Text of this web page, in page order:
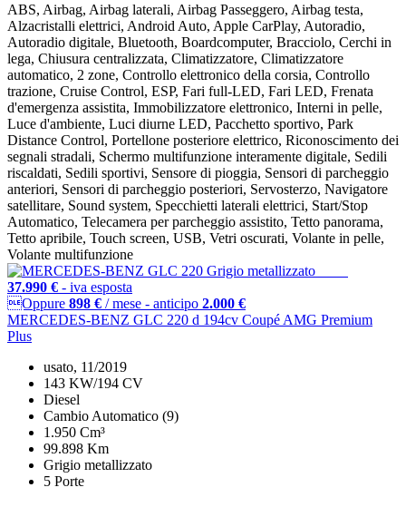
ABS, Airbag, Airbag laterali, Airbag Passeggero, Airbag testa,
Alzacristalli elettrici, Android Auto, Apple CarPlay, Autoradio,
Autoradio digitale, Bluetooth, Boardcomputer, Bracciolo, Cerchi in
lega, Chiusura centralizzata, Climatizzatore, Climatizzatore
automatico, 2 zone, Controllo elettronico della corsia, Controllo
trazione, Cruise Control, ESP, Fari full-LED, Fari LED, Frenata
d'emergenza assistita, Immobilizzatore elettronico, Interni in pelle,
Luce d'ambiente, Luci diurne LED, Pacchetto sportivo, Park
Distance Control, Portellone posteriore elettrico, Riconoscimento dei
segnali stradali, Schermo multifunzione interamente digitale, Sedili
riscaldati, Sedili sportivi, Sensore di pioggia, Sensori di parcheggio
anteriori, Sensori di parcheggio posteriori, Servosterzo, Navigatore
satellitare, Sound system, Specchietti laterali elettrici, Start/Stop
Automatico, Telecamera per parcheggio assistito, Tetto panorama,
Tetto apribile, Touch screen, USB, Vetri oscurati, Volante in pelle,
Volante multifunzione
37.990 € - iva esposta
Oppure 898 € / mese - anticipo 2.000 €
MERCEDES-BENZ GLC 220 d 194cv Coupé AMG Premium
Plus
usato, 11/2019
143 KW/194 CV
Diesel
Cambio Automatico (9)
1.950 Cm³
99.898 Km
Grigio metallizzato
5 Porte